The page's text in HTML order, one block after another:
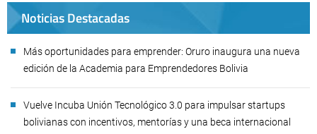
Noticias Destacadas
Más oportunidades para emprender: Oruro inaugura una nueva
edición de la Academia para Emprendedores Bolivia
Vuelve Incuba Unión Tecnológico 3.0 para impulsar startups
bolivianas con incentivos, mentorías y una beca internacional